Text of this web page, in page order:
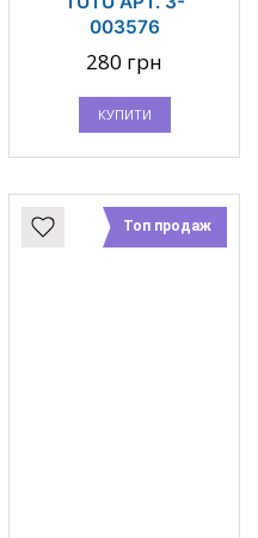
003576
280 грн
КУПИТИ
Топ продаж